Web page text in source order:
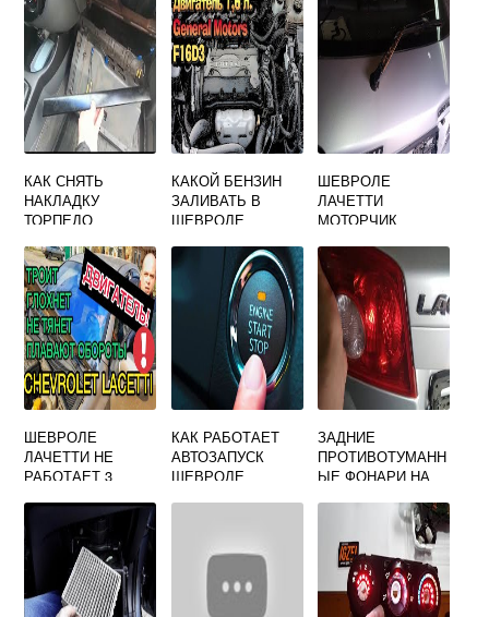
КАК СНЯТЬ
НАКЛАДКУ
ТОРПЕДО
ЛАЧЕТТИ
КАКОЙ БЕНЗИН
ЗАЛИВАТЬ В
ШЕВРОЛЕ
ШЕВРОЛЕ
ЛАЧЕТТИ
МОТОРЧИК
ЗАДНЕГО
ШЕВРОЛЕ
ЛАЧЕТТИ НЕ
РАБОТАЕТ 3
КАК РАБОТАЕТ
АВТОЗАПУСК
ШЕВРОЛЕ
ЗАДНИЕ
ПРОТИВОТУМАНН
ЫЕ ФОНАРИ НА